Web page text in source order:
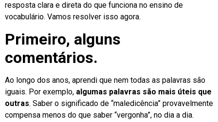
resposta clara e direta do que funciona no ensino de
vocabulário. Vamos resolver isso agora.
Primeiro, alguns
comentários.
Ao longo dos anos, aprendi que nem todas as palavras são
iguais. Por exemplo, algumas palavras são mais úteis que
outras. Saber o significado de “maledicência” provavelmente
compensa menos do que saber “vergonha”, no dia a dia.